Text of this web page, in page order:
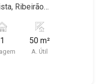
Ribeirão
selecionou
1 50 m²
A. Útil